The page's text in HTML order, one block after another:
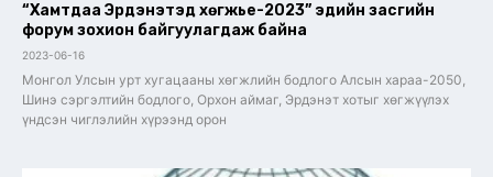
“Хамтдаа Эрдэнэтэд хөгжье-2023” эдийн засгийн
форум зохион байгуулагдаж байна
2023-06-16
Монгол Улсын урт хугацааны хөгжлийн бодлого Алсын хараа-2050,
Шинэ сэргэлтийн бодлого, Орхон аймаг, Эрдэнэт хотыг хөгжүүлэх
үндсэн чиглэлийн хүрээнд орон